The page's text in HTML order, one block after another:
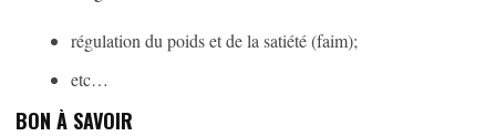
régulation du poids et de la satiété (faim);
etc…
BON À SAVOIR